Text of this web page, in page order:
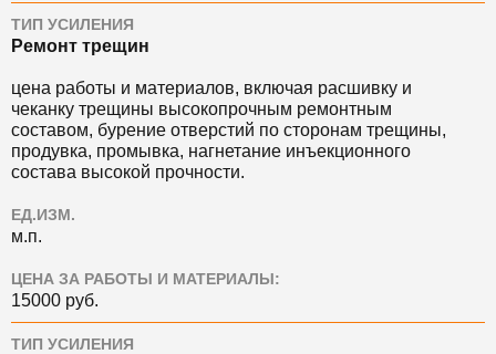
ТИП УСИЛЕНИЯ
Ремонт трещин
цена работы и материалов, включая расшивку и
чеканку трещины высокопрочным ремонтным
составом, бурение отверстий по сторонам трещины,
продувка, промывка, нагнетание инъекционного
состава высокой прочности.
ЕД.ИЗМ.
м.п.
ЦЕНА ЗА РАБОТЫ И МАТЕРИАЛЫ:
15000 руб.
ТИП УСИЛЕНИЯ